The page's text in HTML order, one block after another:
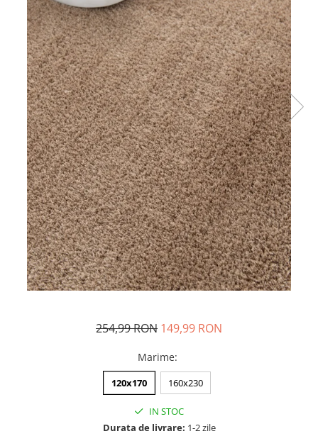
254,99 RON 149,99 RON
Marime:
120x170 160x230
IN STOC
Durata de livrare: 1-2 zile